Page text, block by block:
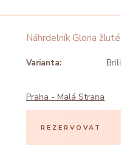
Náhrdelník Gloria
Varianta:
Praha - Malá Strana
REZERVOVAT